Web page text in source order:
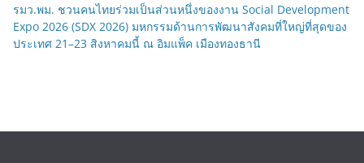
รมว.พม. ชวนคนไทยร่วมเป็นส่วนหนึ่งของงาน Social Development
Expo 2026 (SDX 2026) มหกรรมด้านการพัฒนาสังคมที่ใหญ่ที่สุดของ
ประเทศ 21–23 สิงหาคมนี้ ณ อิมแพ็ค เมืองทองธานี